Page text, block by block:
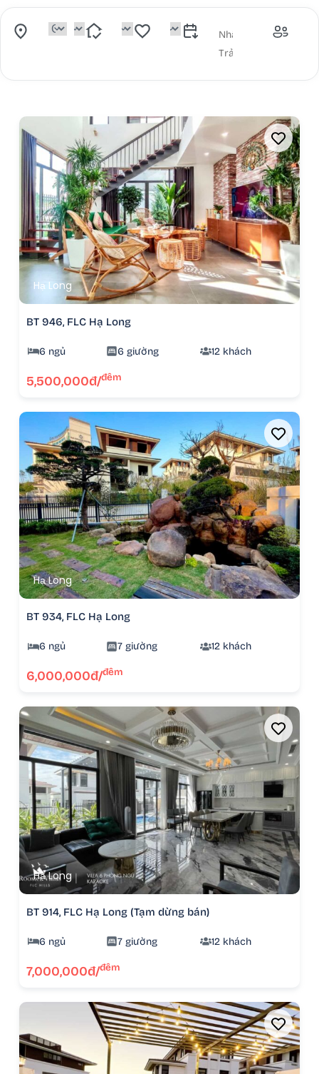
Hạ Long
BT 946, FLC Hạ Long
6 ngủ 6 giường 12 khách
5,500,000đ/đêm
Hạ Long
BT 934, FLC Hạ Long
6 ngủ 7 giường 12 khách
6,000,000đ/đêm
Hạ Long
BT 914, FLC Hạ Long (Tạm dừng bán)
6 ngủ 7 giường 12 khách
7,000,000đ/đêm